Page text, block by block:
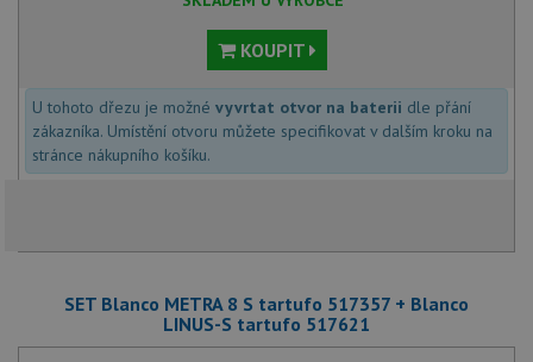
KOUPIT
U tohoto dřezu je možné vyvrtat otvor na baterii dle přání
zákazníka. Umístění otvoru můžete specifikovat v dalším kroku na
stránce nákupního košíku.
SET Blanco METRA 8 S tartufo 517357 + Blanco
LINUS-S tartufo 517621